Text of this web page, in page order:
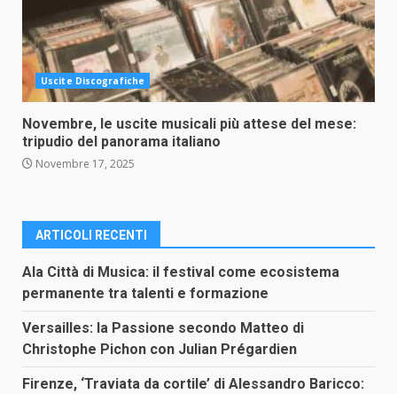
Uscite Discografiche
Novembre, le uscite musicali più attese del mese:
tripudio del panorama italiano
Novembre 17, 2025
ARTICOLI RECENTI
Ala Città di Musica: il festival come ecosistema
permanente tra talenti e formazione
Versailles: la Passione secondo Matteo di
Christophe Pichon con Julian Prégardien
Firenze, ‘Traviata da cortile’ di Alessandro Baricco: